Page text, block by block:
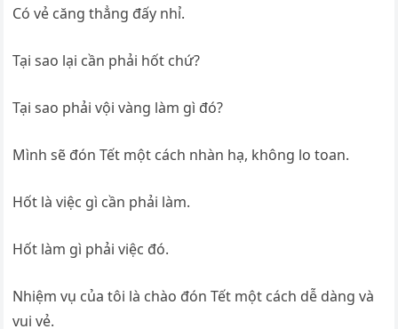
Có vẻ căng thẳng đấy nhỉ.
Tại sao lại cần phải hốt chứ?
Tại sao phải vội vàng làm gì đó?
Mình sẽ đón Tết một cách nhàn hạ, không lo toan.
Hốt là việc gì cần phải làm.
Hốt làm gì phải việc đó.
Nhiệm vụ của tôi là chào đón Tết một cách dễ dàng và
vui vẻ.